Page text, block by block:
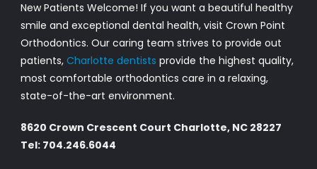
New Patients Welcome! If you want a beautiful healthy
smile and exceptional dental health, visit Crown Point
Orthodontics. Our caring team strives to provide out
patients, Charlotte dentists provide the highest quality,
most comfortable orthodontics care in a relaxing,
state-of-the-art environment.
8620 Crown Crescent Court Charlotte, NC 28227
Tel: 704.246.6044